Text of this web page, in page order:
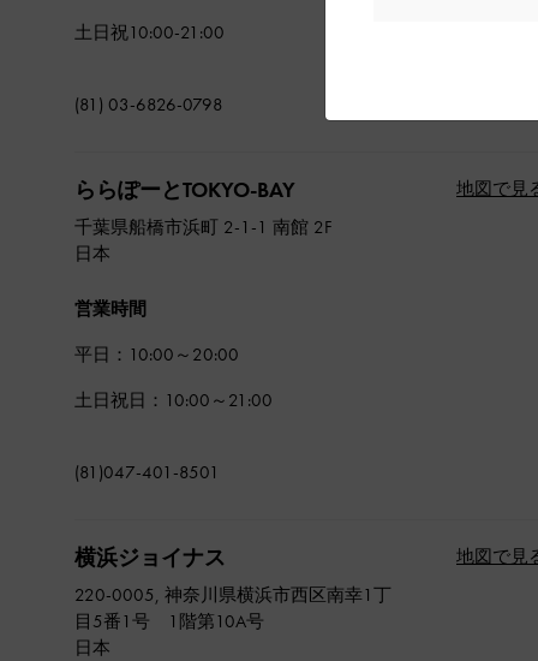
土日祝10:00-21:00
(81) 03-6826-0798
ららぽーとTOKYO-BAY
地図で見
千葉県船橋市浜町 2-1-1 南館 2F
日本
営業時間
平日：10:00～20:00
土日祝日：10:00～21:00
(81)047-401-8501
横浜ジョイナス
地図で見
220-0005, 神奈川県横浜市西区南幸1丁
目5番1号 1階第10A号
日本